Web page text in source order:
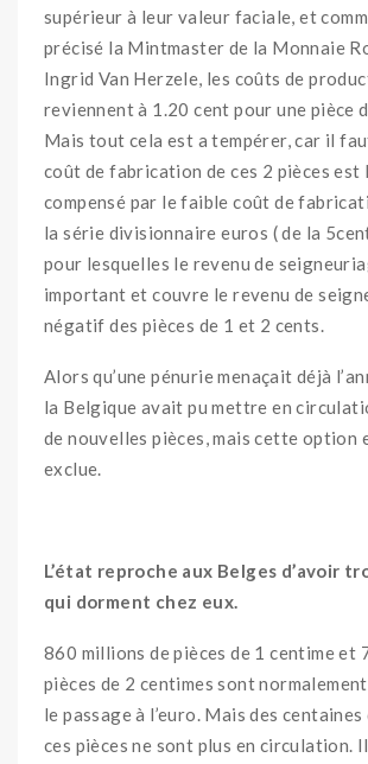
supérieur à leur valeur faciale, et
précisé la Mintmaster de la Monnaie
Ingrid Van Herzele, les coûts de
reviennent à 1.20 cent pour une pièce
Mais tout cela est a tempérer, car il
coût de fabrication de ces 2 pièces est
compensé par le faible coût de
la série divisionnaire euros ( de la
pour lesquelles le revenu de
important et couvre le revenu de
négatif des pièces de 1 et 2 cents.
Alors qu’une pénurie menaçait déjà
la Belgique avait pu mettre en
de nouvelles pièces, mais cette option
exclue.
L’état reproche aux Belges d’avoir
qui dorment chez eux.
860 millions de pièces de 1 centime et
pièces de 2 centimes sont
le passage à l’euro. Mais des
ces pièces ne sont plus en circulation.